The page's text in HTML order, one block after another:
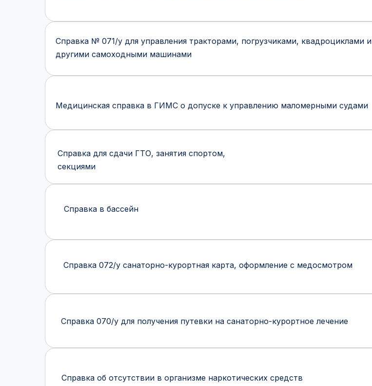
Медицинская справка в ГИМС о допуске к управлению маломерными судами
Справка № 071/у для управления тракторами, погрузчиками, квадроциклами и
другими самоходными машинами
Справка 070/у для получения путевки на санаторно-курортное лечение
Справка 072/у санаторно-курортная карта, оформление с медосмотром
Справка для сдачи ГТО, занятия спортом,
секциями
Справка в бассейн
Справка об отсутствии в организме наркотических средств